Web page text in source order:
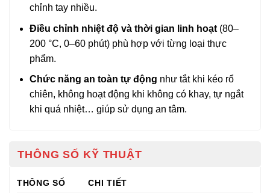
chỉnh tay nhiều.
Điều chỉnh nhiệt độ và thời gian linh hoạt(80–
200 °C, 0–60 phút) phù hợp với từng loại thực
phẩm.
Chức năng an toàn tự động như tắt khi kéo rổ
chiên, không hoạt động khi không có khay, tự ngắt
khi quá nhiệt… giúp sử dụng an tâm.
THÔNG SỐ KỸ THUẬT
THÔNG SỐ
CHI TIẾT